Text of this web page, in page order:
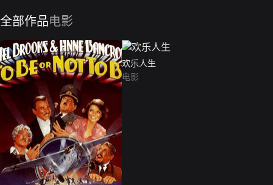
全部作品电影
欢乐人生
电影